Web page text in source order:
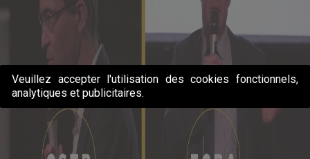
Veuillez accepter l'utilisation des cookies fonctionnels,
analytiques et publicitaires.